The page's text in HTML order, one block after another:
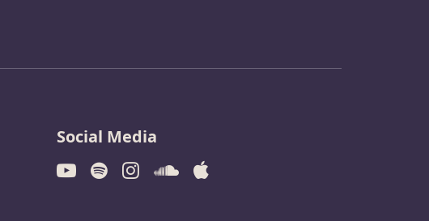
Social Media